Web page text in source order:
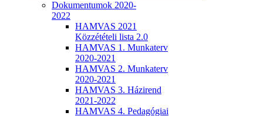
Dokumentumok 2020-
2022
HAMVAS 2021
Közzétételi lista 2.0
HAMVAS 1. Munkaterv
2020-2021
HAMVAS 2. Munkaterv
2020-2021
HAMVAS 3. Házirend
2021-2022
HAMVAS 4. Pedagógiai